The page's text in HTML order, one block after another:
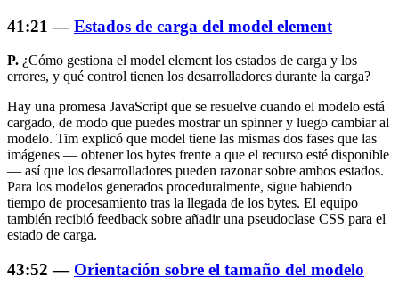
41:21 —Estados de carga del model element
P. ¿Cómo gestiona el model element los estados de carga y los
errores, y qué control tienen los desarrolladores durante la carga?
Hay una promesa JavaScript que se resuelve cuando el modelo está
cargado, de modo que puedes mostrar un spinner y luego cambiar al
modelo. Tim explicó que model tiene las mismas dos fases que las
imágenes — obtener los bytes frente a que el recurso esté disponible
— así que los desarrolladores pueden razonar sobre ambos estados.
Para los modelos generados proceduralmente, sigue habiendo
tiempo de procesamiento tras la llegada de los bytes. El equipo
también recibió feedback sobre añadir una pseudoclase CSS para el
estado de carga.
43:52 — Orientación sobre el tamaño del modelo